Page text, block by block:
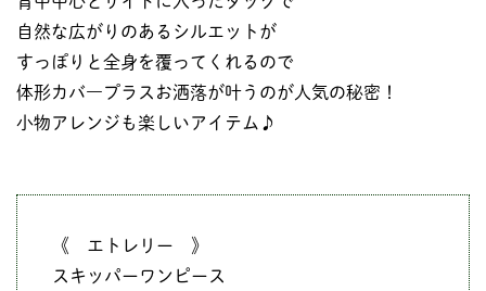
自然な広がりのあるシルエットが
すっぽりと全身を覆ってくれるので
体形カバ―プラスお洒落が叶うのが人気の秘密！
小物アレンジも楽しいアイテム♪
《 エトレリー 》
スキッパーワンピース